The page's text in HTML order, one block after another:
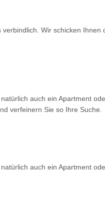
Wir schicken Ihnen
auch ein Apartment
verfeinern Sie so Ihre Suche.
auch ein Apartment